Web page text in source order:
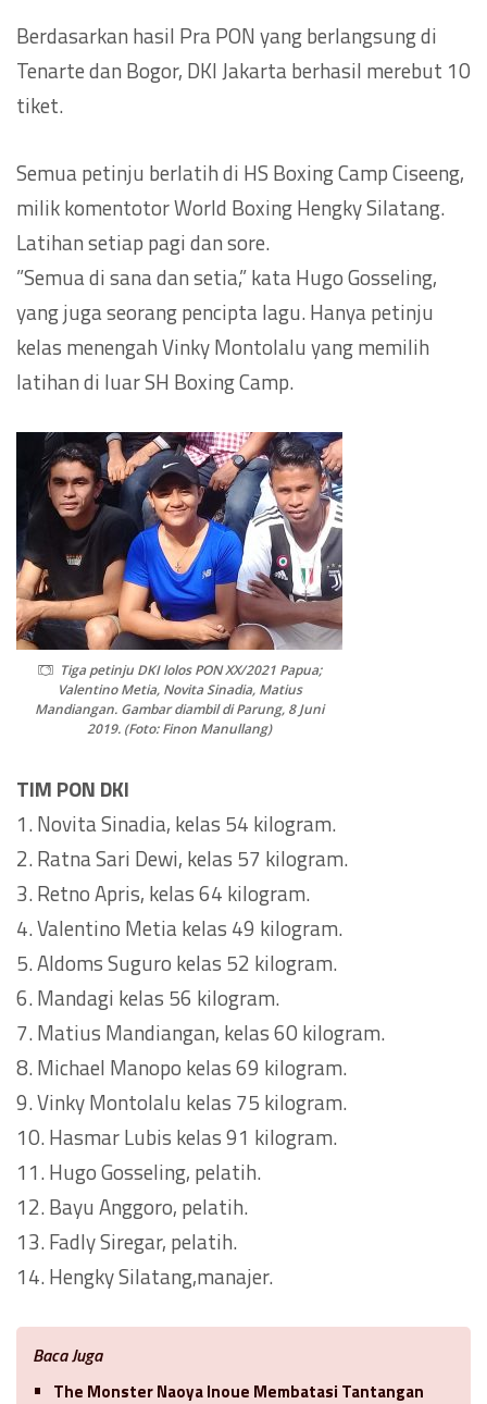
Berdasarkan hasil Pra PON yang berlangsung di
Tenarte dan Bogor, DKI Jakarta berhasil merebut 10
tiket.
Semua petinju berlatih di HS Boxing Camp Ciseeng,
milik komentotor World Boxing Hengky Silatang.
Latihan setiap pagi dan sore.
”Semua di sana dan setia,” kata Hugo Gosseling,
yang juga seorang pencipta lagu. Hanya petinju
kelas menengah Vinky Montolalu yang memilih
latihan di luar SH Boxing Camp.
Tiga petinju DKI lolos PON XX/2021 Papua;
Valentino Metia, Novita Sinadia, Matius
Mandiangan. Gambar diambil di Parung, 8 Juni
2019. (Foto: Finon Manullang)
TIM PON DKI
1. Novita Sinadia, kelas 54 kilogram.
2. Ratna Sari Dewi, kelas 57 kilogram.
3. Retno Apris, kelas 64 kilogram.
4. Valentino Metia kelas 49 kilogram.
5. Aldoms Suguro kelas 52 kilogram.
6. Mandagi kelas 56 kilogram.
7. Matius Mandiangan, kelas 60 kilogram.
8. Michael Manopo kelas 69 kilogram.
9. Vinky Montolalu kelas 75 kilogram.
10. Hasmar Lubis kelas 91 kilogram.
11. Hugo Gosseling, pelatih.
12. Bayu Anggoro, pelatih.
13. Fadly Siregar, pelatih.
14. Hengky Silatang,manajer.
Baca Juga
The Monster Naoya Inoue Membatasi Tantangan